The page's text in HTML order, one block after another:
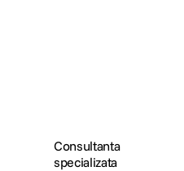
Consultanta
specializata